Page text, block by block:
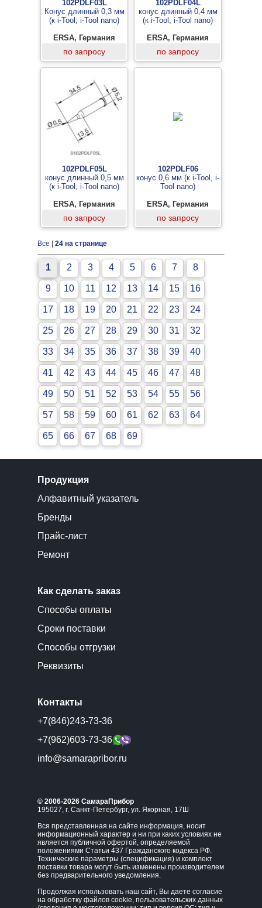
102PDLF03L
Конус длинный 0,3 мм
(к i-Tool, i-Tool nano)
ERSA, Германия
по запросу
102PDLF04L
конус длинный 0,4 мм
(к i-Tool, i-Tool nano)
ERSA, Германия
по запросу
102PDLF05L
конус длинный 0,5 мм
(к i-Tool, i-Tool nano)
ERSA, Германия
по запросу
102PDLF06
конус 0,6 мм (к i-Tool, i-
Tool nano)
ERSA, Германия
по запросу
Все 24 на странице
1 2 3 4 5 6 7 8
9 10 11 12 13 14 15 16
17 18 19 20 21 22 23 24
25 26 27 28 29 30 31 32
33 34 35 36 37 38 39 40
41 42 43 44 45 46 47 48
49 50 51 52 53 54 55 56
57 58 59 60 61 62 63 64
65 66 67 68 69
Продукция
Алфавитный указатель
Бренды
Прайс-лист
Ремонт
Как сделать заказ
Способы оплаты
Сроки поставки
Способы отгрузки
Реквизиты
Контакты
+7(846)243-73-36
+7(962)603-73-36
info@samarapribor.ru
© 2006-2026 СамараПрибор
195027, г. Санкт-Петербург, ул. Якорная, 17Ш
Вся представленная на сайте информация, носит
информационный характер и ни при каких условиях не
является публичной офертой, определяемой
положениями Статьи 437 Гражданского кодекса РФ.
Технические параметры (спецификация) и комплект
поставки товара могут быть изменены производителем
без предварительного уведомления.
Продолжая использовать наш сайт, Вы даете согласие
на обработку файлов cookie, пользовательских данных